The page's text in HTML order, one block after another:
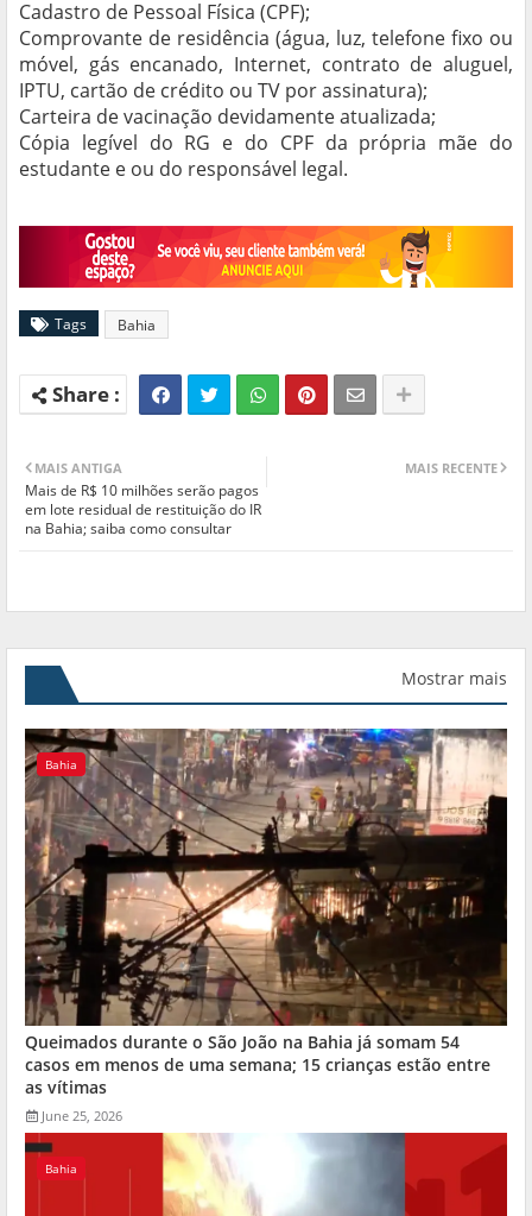
Cadastro de Pessoal Física (CPF);
Comprovante de residência (água, luz, telefone fixo ou
móvel, gás encanado, Internet, contrato de aluguel,
IPTU, cartão de crédito ou TV por assinatura);
Carteira de vacinação devidamente atualizada;
Cópia legível do RG e do CPF da própria mãe do
estudante e ou do responsável legal.
Tags Bahia
MAIS RECENTE
MAIS ANTIGA
Mais de R$ 10 milhões serão pagos
em lote residual de restituição do IR
na Bahia; saiba como consultar
Mostrar mais
Bahia
Queimados durante o São João na Bahia já somam 54
casos em menos de uma semana; 15 crianças estão entre
as vítimas
June 25, 2026
Bahia